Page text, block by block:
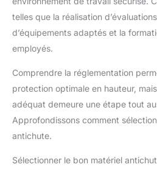
telles que la réalisation
d’équipements adaptés et la
employés.
Comprendre la réglementation
protection optimale en hauteur,
adéquat demeure une étape tout
Approfondissons comment
antichute.
Sélectionner le bon matériel